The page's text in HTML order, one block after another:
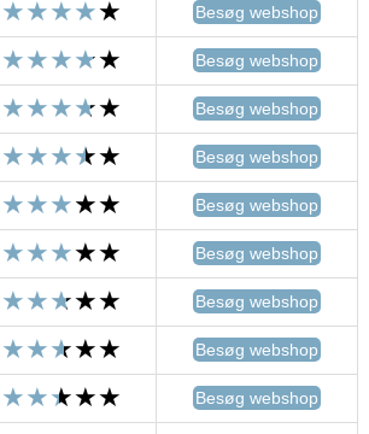
Besøg webshop
Besøg webshop
Besøg webshop
Besøg webshop
Besøg webshop
Besøg webshop
Besøg webshop
Besøg webshop
Besøg webshop